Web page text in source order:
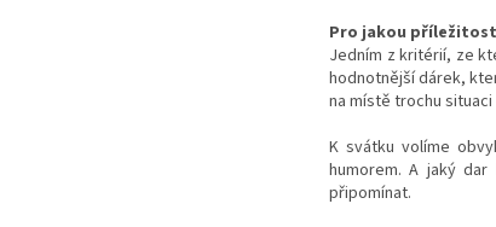
Pro jakou
Jedním z kritérií, ze
hodnotnější dárek,
na místě trochu
K svátku volíme
humorem. A jaký dar
připomínat.